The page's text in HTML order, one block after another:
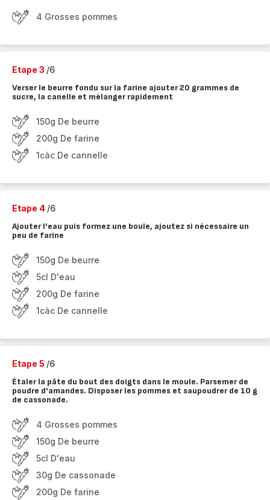
4 Grosses pommes
Etape 3 /6
Verser le beurre fondu sur la farine ajouter 20 grammes de
sucre, la canelle et mélanger rapidement
150g De beurre
200g De farine
1càc De cannelle
Etape 4 /6
Ajouter l'eau puis formez une boule, ajoutez si nécessaire un
peu de farine
150g De beurre
5cl D'eau
200g De farine
1càc De cannelle
Etape 5 /6
Étaler la pâte du bout des doigts dans le moule. Parsemer de
poudre d'amandes. Disposer les pommes et saupoudrer de 10 g
de cassonade.
4 Grosses pommes
150g De beurre
5cl D'eau
30g De cassonade
200g De farine